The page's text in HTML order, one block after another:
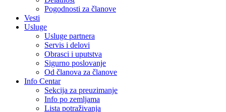
Pogodnosti za članove
Vesti
Usluge
Usluge partnera
Servis i delovi
Obrasci i uputstva
Sigurno poslovanje
Od članova za članove
Info Centar
Sekcija za preuzimanje
Info po zemljama
Lista potraživanja